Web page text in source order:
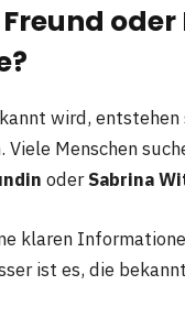
wird,
Menschen
oderSabrina
klaren
ist es, die